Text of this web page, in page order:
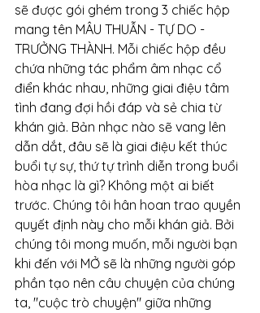
sẽ được gói ghém trong 3 chiếc hộp
mang tên MÂU THUẪN - TỰ DO -
TRƯỞNG THÀNH. Mỗi chiếc hộp đều
chứa những tác phẩm âm nhạc cổ
điển khác nhau, những giai điệu tâm
tình đang đợi hồi đáp và sẻ chia từ
khán giả. Bản nhạc nào sẽ vang lên
dẫn dắt, đâu sẽ là giai điệu kết thúc
buổi tự sự, thứ tự trình diễn trong buổi
hòa nhạc là gì? Không một ai biết
trước. Chúng tôi hân hoan trao quyền
quyết định này cho mỗi khán giả. Bởi
chúng tôi mong muốn, mỗi người bạn
khi đến với MỞ sẽ là những người góp
phần tạo nên câu chuyện của chúng
ta, "cuộc trò chuyện" giữa những